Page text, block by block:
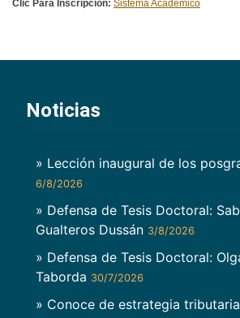
Clic Para Inscripción: Sistema Académico
Noticias
» Lección inaugural de los
6/8/2026
» Defensa de Tesis Doctoral:
Gualteros Dussán 3/8/2026
» Defensa de Tesis Doctoral:
Taborda 30/7/2026
» Conoce de estrategia tributaria